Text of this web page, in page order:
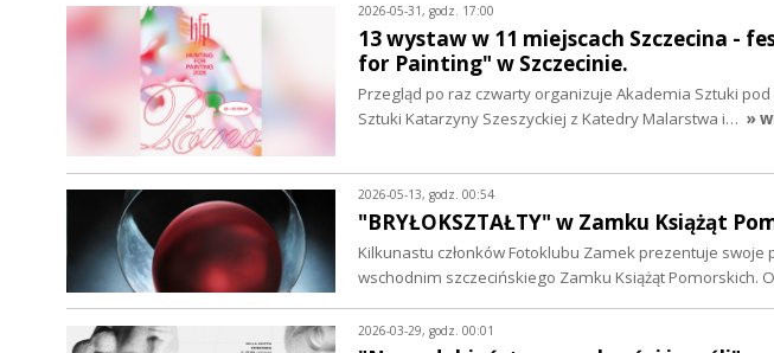
2026-05-31, godz. 17:00
13 wystaw w 11 miejscach Szczecina -
for Painting" w Szczecinie.
Przegląd po raz czwarty organizuje Akademia Sztuki
Sztuki Katarzyny Szeszyckiej z Katedry Malarstwa i… »
2026-05-13, godz. 00:54
"BRYŁOKSZTAŁTY" w Zamku Książąt
Kilkunastu członków Fotoklubu Zamek prezentuje swoje
wschodnim szczecińskiego Zamku Książąt Pomorskich.
2026-03-29, godz. 00:01